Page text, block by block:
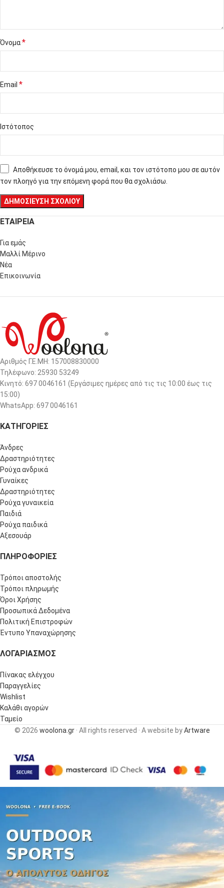
Όνομα*
Email *
Ιστότοπος
Αποθήκευσε το όνομά μου, email, και τον ιστότοπο μου σε αυτόν
τον πλοηγό για την επόμενη φορά που θα σχολιάσω.
ΕΤΑΙΡΕΙΑ
Για εμάς
Μαλλί Μέρινο
Νέα
Επικοινωνία
Αριθμός Γ.Ε.ΜΗ: 157008830000
Τηλέφωνο: 25930 53249
Κινητό: 697 0046161 (Eργάσιμες ημέρες από τις τις 10:00 έως τις
15:00)
WhatsApp: 697 0046161
ΚΑΤΗΓΟΡΙΕΣ
Άνδρες
Δραστηριότητες
Ρούχα ανδρικά
Γυναίκες
Δραστηριότητες
Ρούχα γυναικεία
Παιδιά
Ρούχα παιδικά
Αξεσουάρ
ΠΛΗΡΟΦΟΡΊΕΣ
Τρόποι αποστολής
Τρόποι πληρωμής
Όροι Χρήσης
Προσωπικά Δεδομένα
Πολιτική Επιστροφών
Έντυπο Υπαναχώρησης
ΛΟΓΑΡΙΑΣΜΌΣ
Πίνακας ελέγχου
Παραγγελίες
Wishlist
Καλάθι αγορών
Ταμείο
© 2026 woolona.gr· All rights reserved · A website byArtware